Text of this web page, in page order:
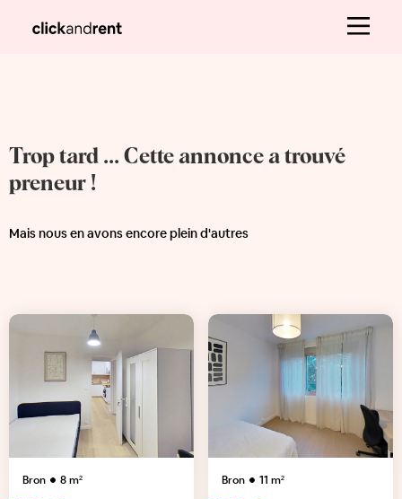
Trop tard ... Cette annonce a trouvé
preneur !
Mais nous en avons encore plein d'autres
Bron 8m² Bron 11 m²